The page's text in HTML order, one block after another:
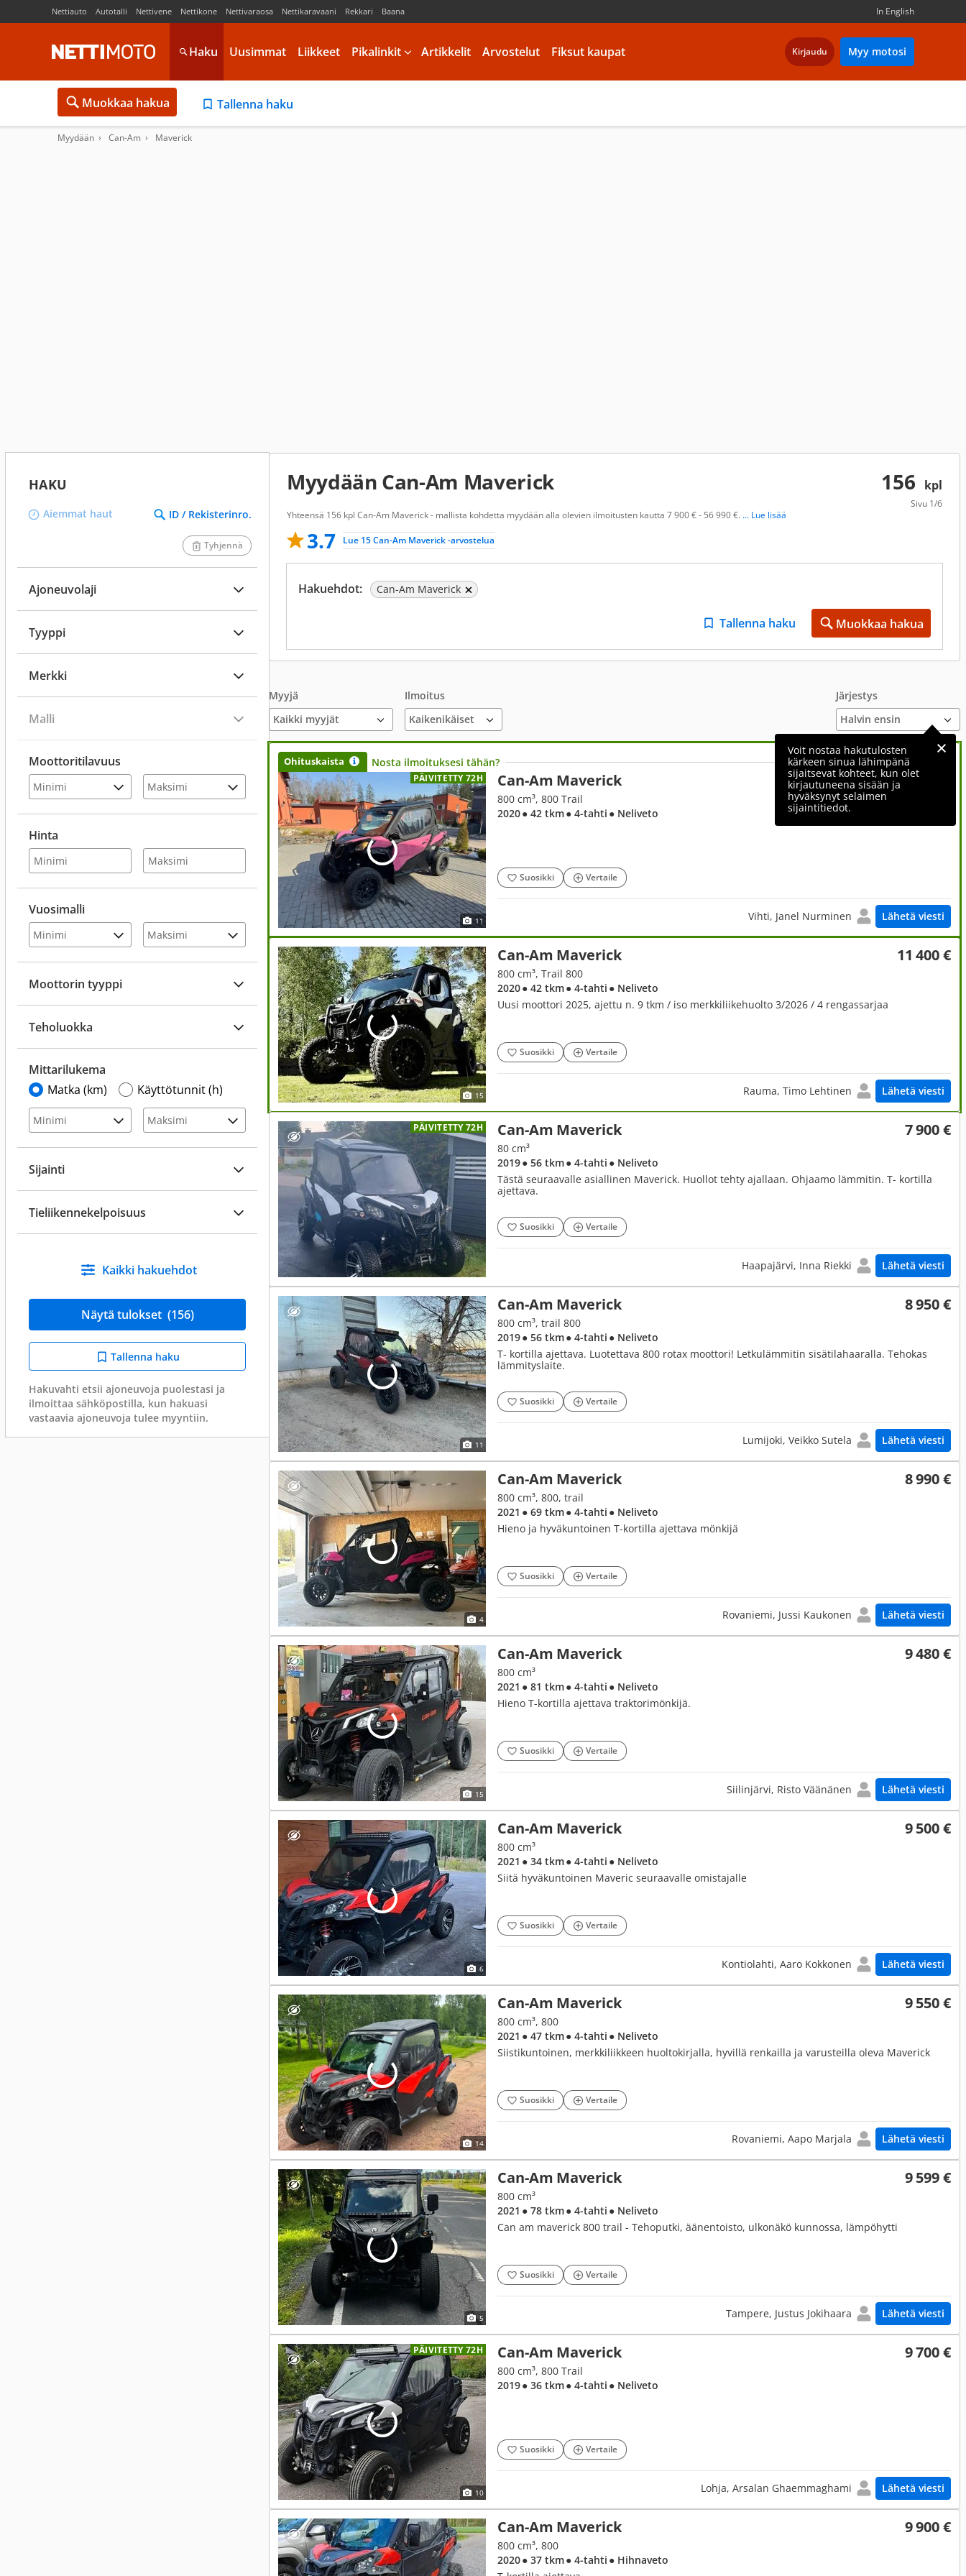
Nettiauto Autotalli Nettivene Nettikone Nettivaraosa Nettikaravaani Rekkari Baana In English
Haku Uusimmat Liikkeet Pikalinkit Artikkelit Arvostelut Fiksut kaupat Kirjaudu Myy motosi
Muokkaa hakua Tallenna haku
Myydään Can-Am Maverick
HAKU
Aiemmat haut ID / Rekisterinro.
Tyhjennä
Ajoneuvolaji
Tyyppi
Merkki
Malli
Moottoritilavuus
Hinta
Vuosimalli
Moottorin tyyppi
Teholuokka
Mittarilukema
Matka (km)
Käyttötunnit (h)
Sijainti
Tieliikennekelpoisuus
Kaikki hakuehdot
Näytä tulokset (156)
Tallenna haku
Hakuvahti etsii ajoneuvoja puolestasi ja
ilmoittaa sähköpostilla, kun hakuasi
vastaavia ajoneuvoja tulee myyntiin.
156 kpl
Sivu 1/6
Myydään Can-Am Maverick
Yhteensä 156 kpl Can-Am Maverick - mallista kohdetta myydään alla olevien ilmoitusten kautta 7 900 € - 56 990 €. ... Lue lisää
3.7 Lue 15 Can-Am Maverick -arvostelua
Hakuehdot: Can-Am Maverick
Tallenna haku Muokkaa hakua
Myyjä
Kaikki myyjät
Ilmoitus Järjestys
Voit nostaa hakutulosten
kärkeen sinua lähimpänä
sijaitsevat kohteet, kun olet
kirjautuneena sisään ja
hyväksynyt selaimen
sijaintitiedot.
Ohituskaista Nosta ilmoituksesi tähän?
PÄIVITETTY 72H
11
Can-Am Maverick 12 500 €
800 cm³, 800 Trail
2020● 42 tkm● 4-tahti ● Neliveto
Suosikki Vertaile
Vihti, Janel Nurminen Lähetä viesti
15
Can-Am Maverick 11 400 €
800 cm³, Trail 800
2020● 42 tkm● 4-tahti ● Neliveto
Uusi moottori 2025, ajettu n. 9 tkm / iso merkkiliikehuolto 3/2026 / 4 rengassarjaa
Suosikki Vertaile
Rauma, Timo Lehtinen Lähetä viesti
PÄIVITETTY 72H Can-Am Maverick 7 900 €
80 cm³
2019● 56 tkm● 4-tahti ● Neliveto
Tästä seuraavalle asiallinen Maverick. Huollot tehty ajallaan. Ohjaamo lämmitin. T- kortilla
ajettava.
Suosikki Vertaile
Haapajärvi, Inna Riekki Lähetä viesti
11
Can-Am Maverick 8 950 €
800 cm³, trail 800
2019● 56 tkm● 4-tahti ● Neliveto
T- kortilla ajettava. Luotettava 800 rotax moottori! Letkulämmitin sisätilahaaralla. Tehokas
lämmityslaite.
Suosikki Vertaile
Lumijoki, Veikko Sutela Lähetä viesti
4
Can-Am Maverick 8 990 €
800 cm³, 800, trail
2021 ● 69 tkm● 4-tahti ● Neliveto
Hieno ja hyväkuntoinen T-kortilla ajettava mönkijä
Suosikki Vertaile
Rovaniemi, Jussi Kaukonen Lähetä viesti
15
Can-Am Maverick 9 480 €
800 cm³
2021 ● 81 tkm● 4-tahti ● Neliveto
Hieno T-kortilla ajettava traktorimönkijä.
Suosikki Vertaile
Siilinjärvi, Risto Väänänen Lähetä viesti
6
Can-Am Maverick 9 500 €
800 cm³
2021 ● 34 tkm● 4-tahti ● Neliveto
Siitä hyväkuntoinen Maveric seuraavalle omistajalle
Suosikki Vertaile
Kontiolahti, Aaro Kokkonen Lähetä viesti
14
Can-Am Maverick 9 550 €
800 cm³, 800
2021 ● 47 tkm● 4-tahti ● Neliveto
Siistikuntoinen, merkkiliikkeen huoltokirjalla, hyvillä renkailla ja varusteilla oleva Maverick
Suosikki Vertaile
Rovaniemi, Aapo Marjala Lähetä viesti
5
Can-Am Maverick 9 599 €
800 cm³
2021 ● 78 tkm● 4-tahti ● Neliveto
Can am maverick 800 trail - Tehoputki, äänentoisto, ulkonäkö kunnossa, lämpöhytti
Suosikki Vertaile
Tampere, Justus Jokihaara Lähetä viesti
PÄIVITETTY 72H
10
Can-Am Maverick 9 700 €
800 cm³, 800 Trail
2019● 36 tkm● 4-tahti ● Neliveto
Suosikki Vertaile
Lohja, Arsalan Ghaemmaghami Lähetä viesti
Can-Am Maverick 9 900 €
800 cm³, 800
2020● 37 tkm● 4-tahti ● Hihnaveto